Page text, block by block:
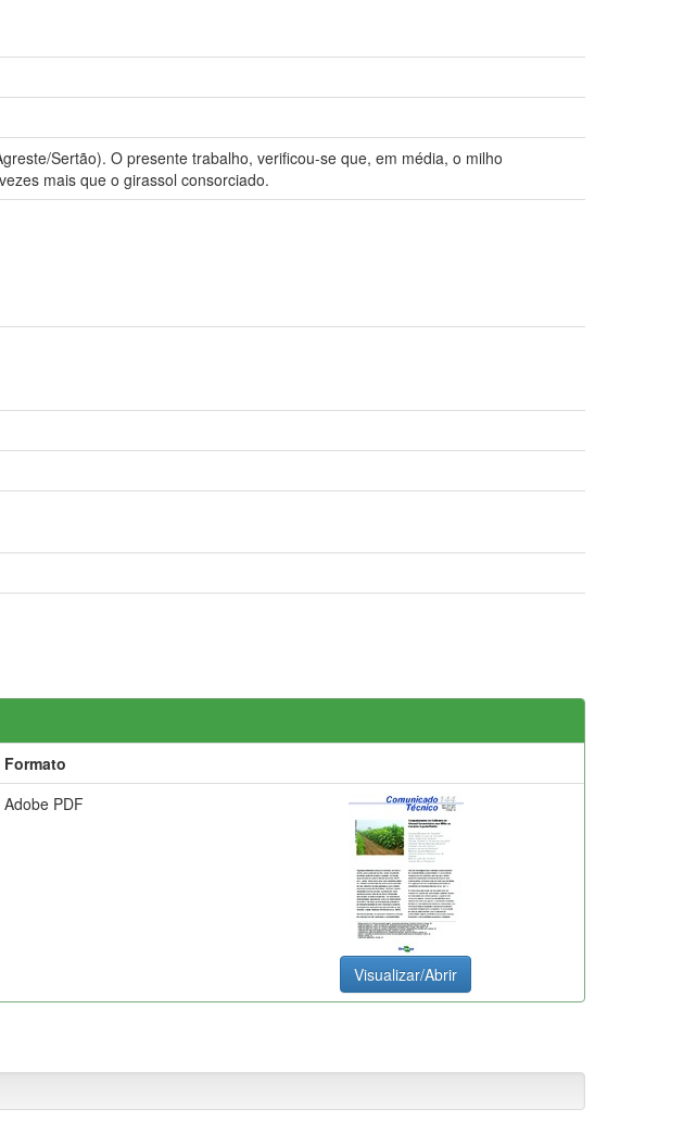
Sertão). O presente trabalho, verificou-se que, em média, o milho
mais que o girassol consorciado.
Formato
Adobe PDF
Visualizar/Abrir